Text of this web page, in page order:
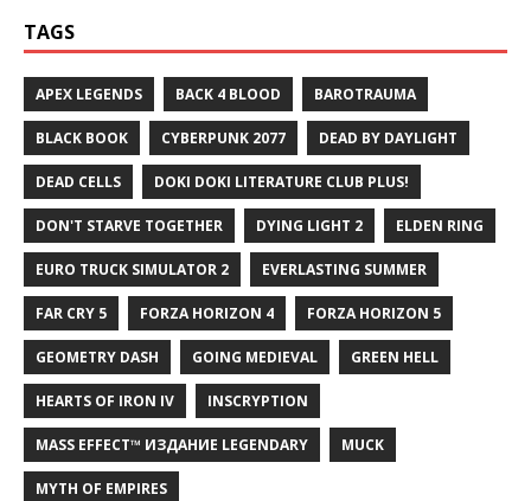
TAGS
APEX LEGENDS BACK 4 BLOOD BAROTRAUMA
BLACK BOOK CYBERPUNK 2077 DEAD BY DAYLIGHT
DEAD CELLS DOKI DOKI LITERATURE CLUB PLUS!
DON'T STARVE TOGETHER DYING LIGHT 2 ELDEN RING
EURO TRUCK SIMULATOR 2 EVERLASTING SUMMER
FAR CRY 5 FORZA HORIZON 4 FORZA HORIZON 5
GEOMETRY DASH GOING MEDIEVAL GREEN HELL
HEARTS OF IRON IV INSCRYPTION
MASS EFFECT™ ИЗДАНИЕ LEGENDARY MUCK
MYTH OF EMPIRES